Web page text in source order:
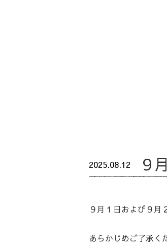
2025.08.12 ９
９月１日および９月
あらかじめご了承く